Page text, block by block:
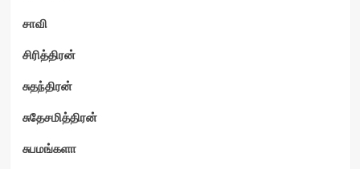
சாவி
சிரித்திரன்
சுதந்திரன்
சுதேசமித்திரன்
சுபமங்களா